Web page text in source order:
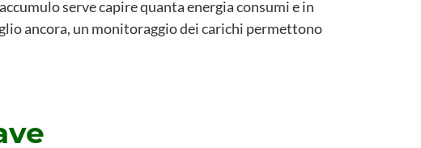
serve capire quanta energia consumi e in
ancora, un monitoraggio dei carichi permettono